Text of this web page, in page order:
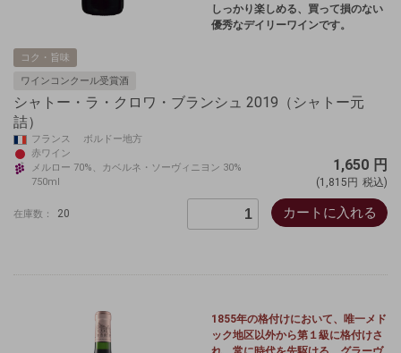
しっかり楽しめる、買って損のない
優秀なデイリーワインです。
コク・旨味
ワインコンクール受賞酒
シャトー・ラ・クロワ・ブランシュ 2019（シャトー元
詰）
フランス ボルドー地方
赤ワイン
メルロー 70%、カベルネ・ソーヴィニヨン 30%
750ml
1,650 円
(1,815円 税込)
在庫数： 20 カートに入れる
1855年の格付けにおいて、唯一メド
ック地区以外から第１級に格付けさ